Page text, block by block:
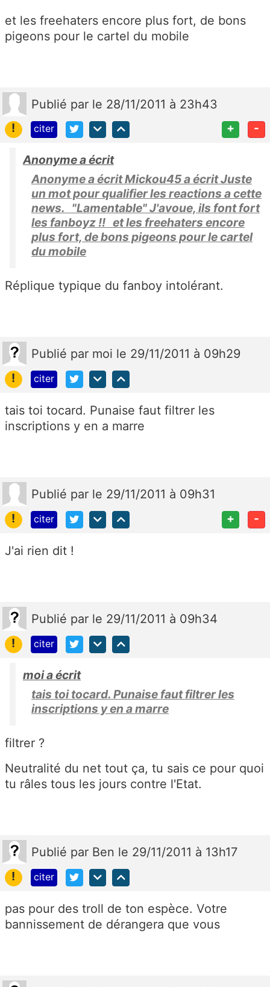
et les freehaters encore plus fort, de bons
pigeons pour le cartel du mobile
Publié par le 28/11/2011 à 23h43
!
citer + -
Anonyme a écrit
Anonyme a écrit Mickou45 a écrit Juste
un mot pour qualifier les reactions a cette
news. "Lamentable" J'avoue, ils font fort
les fanboyz !! et les freehaters encore
plus fort, de bons pigeons pour le cartel
du mobile
Réplique typique du fanboy intolérant.
Publié par moi le 29/11/2011 à 09h29
!
citer
tais toi tocard. Punaise faut filtrer les
inscriptions y en a marre
Publié par le 29/11/2011 à 09h31
!
citer + -
J'ai rien dit !
Publié par le 29/11/2011 à 09h34
!
citer
moi a écrit
tais toi tocard. Punaise faut filtrer les
inscriptions y en a marre
filtrer ?
Neutralité du net tout ça, tu sais ce pour quoi
tu râles tous les jours contre l'Etat.
Publié par Ben le 29/11/2011 à 13h17
!
citer
pas pour des troll de ton espèce. Votre
bannissement de dérangera que vous